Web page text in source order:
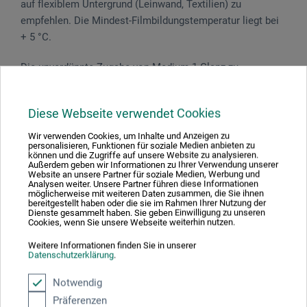
Diese Webseite verwendet Cookies
Wir verwenden Cookies, um Inhalte und Anzeigen zu
personalisieren, Funktionen für soziale Medien anbieten zu
können und die Zugriffe auf unsere Website zu analysieren.
Außerdem geben wir Informationen zu Ihrer Verwendung unserer
Website an unsere Partner für soziale Medien, Werbung und
Analysen weiter. Unsere Partner führen diese Informationen
möglicherweise mit weiteren Daten zusammen, die Sie ihnen
bereitgestellt haben oder die sie im Rahmen Ihrer Nutzung der
Dienste gesammelt haben. Sie geben Einwilligung zu unseren
Cookies, wenn Sie unsere Webseite weiterhin nutzen.
Weitere Informationen finden Sie in unserer
Datenschutzerklärung.
Notwendig
Präferenzen
auf flexiblem Untergrund (Leinwand, Textilien) zu
empfehlen. Die Mindest-Filmbildungstemperatur liegt bei
+ 5 °C.
Die unverdünnte Zugabe von Medium 1 Glanz zu
bei frei stehender Malerei kann es in einer Verdünnung bis
1:10 mit Wasser verwendet werden. Medium 2 Matt erhöht
den Mattgrad von Acrylfarben. Es eignet sich nicht als
farbloser Mattlack oder Firnis, da es keinen kratzfesten
Film bildet und die Farbe stumpfer erscheinen lässt. Sehr
bewährt hat sich das Medium 2 Matt für Betonlasuren,
wobei Acrylfarbe als Farbzusatz beigefügt werden kann.
für Acrylmalerei, können ebenfalls mit Medium 2 Matt
vorgenommen werden. Medium 3 Seidenmatt verändert
bei Zugabe zur Acrylfarbe weder Glanzgrad noch Intensität
der Farbe und ist deshalb für die Lasurtechnik und